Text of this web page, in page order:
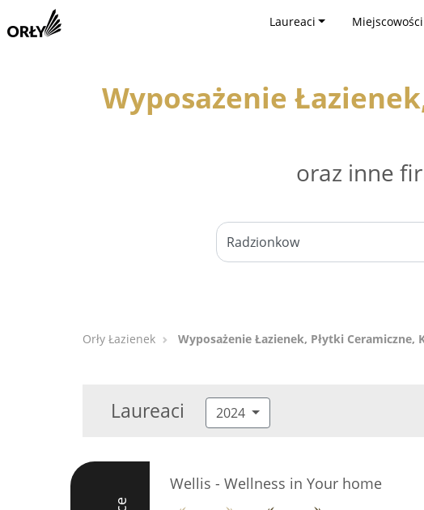
Laureaci Miejscowości
Wyposażenie
oraz inne
Orły Łazienek Wyposażenie Łazienek, Płytki
Laureaci 2024
Wellis - Wellness in Your home